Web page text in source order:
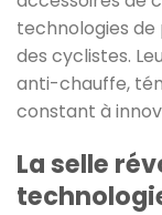
technologies de
des cyclistes.
anti-chauffe,
constant à
La selle